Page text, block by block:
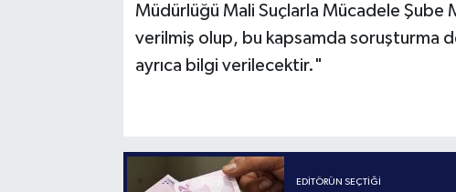
Müdürlüğü Mali Suçlarla Mücadele
verilmiş olup, bu kapsamda soruşturma
ayrıca bilgi verilecektir."
EDITÖRÜN SEÇTIĞI